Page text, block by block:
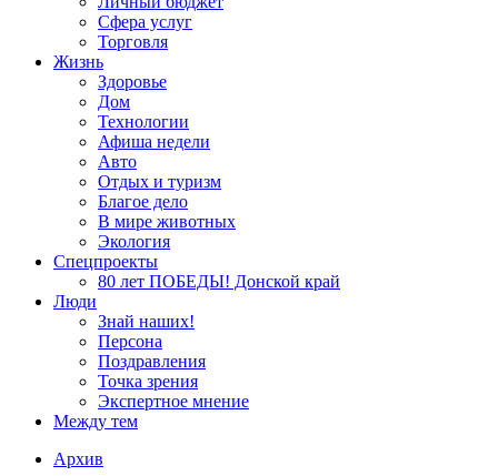
Сфера услуг
Торговля
Жизнь
Здоровье
Дом
Технологии
Афиша недели
Авто
Отдых и туризм
Благое дело
В мире животных
Экология
Спецпроекты
80 лет ПОБЕДЫ! Донской край
Люди
Знай наших!
Персона
Поздравления
Точка зрения
Экспертное мнение
Между тем
Архив